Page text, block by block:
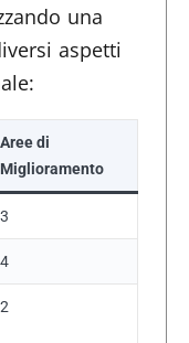
una
aspetti
Aree di
Miglioramento
3
4
2